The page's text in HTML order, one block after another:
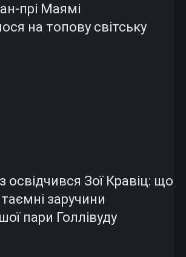
прі Маямі
на топову світську
освідчився Зої Кравіц: що
заручини
пари Голлівуду